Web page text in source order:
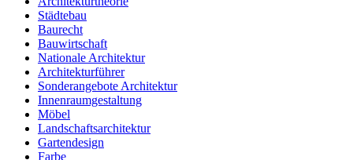
Städtebau
Baurecht
Bauwirtschaft
Nationale Architektur
Architekturführer
Sonderangebote Architektur
Innenraumgestaltung
Möbel
Landschaftsarchitektur
Gartendesign
Farbe